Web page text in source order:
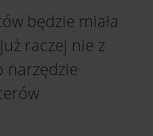
będzie miała
raczej nie z
narzędzie